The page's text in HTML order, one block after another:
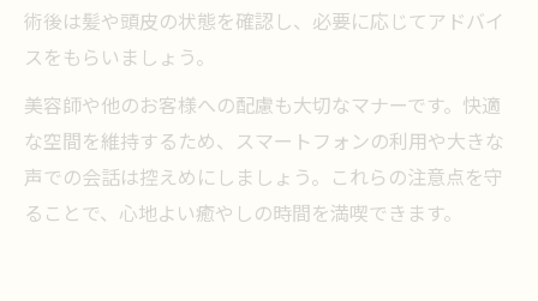
術後は髪や頭皮の状態を確認し、必要に応じてアドバイ
スをもらいましょう。
美容師や他のお客様への配慮も大切なマナーです。快適
な空間を維持するため、スマートフォンの利用や大きな
声での会話は控えめにしましょう。これらの注意点を守
ることで、心地よい癒やしの時間を満喫できます。